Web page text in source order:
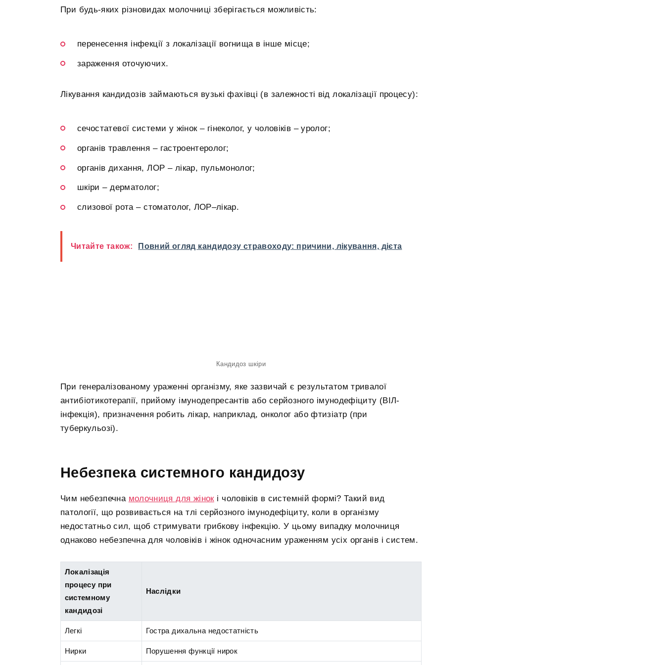
При будь-яких різновидах молочниці зберігається можливість:
перенесення інфекції з локалізації вогнища в інше місце;
зараження оточуючих.
Лікування кандидозів займаються вузькі фахівці (в залежності від локалізації процесу):
сечостатевої системи у жінок – гінеколог, у чоловіків – уролог;
органів травлення – гастроентеролог;
органів дихання, ЛОР – лікар, пульмонолог;
шкіри – дерматолог;
слизової рота – стоматолог, ЛОР–лікар.
Читайте також: Повний огляд кандидозу стравоходу: причини, лікування, дієта
Кандидоз шкіри
При генералізованому ураженні організму, яке зазвичай є результатом тривалої
антибіотикотерапії, прийому імунодепресантів або серйозного імунодефіциту (ВІЛ-
інфекція), призначення робить лікар, наприклад, онколог або фтизіатр (при
туберкульозі).
Небезпека системного кандидозу
Чим небезпечна молочниця для жінокі чоловіків в системній формі? Такий вид
патології, що розвивається на тлі серйозного імунодефіциту, коли в організму
недостатньо сил, щоб стримувати грибкову інфекцію. У цьому випадку молочниця
однаково небезпечна для чоловіків і жінок одночасним ураженням усіх органів і систем.
Локалізація
процесу при
системному
кандидозі
Наслідки
Легкі Гостра дихальна недостатність
Нирки Порушення функції нирок